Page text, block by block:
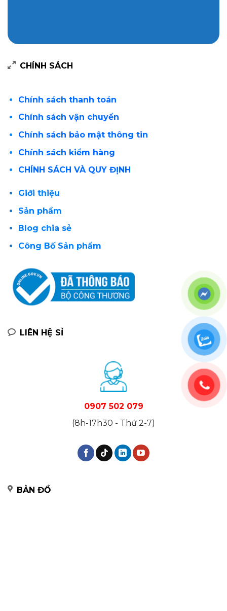
CHÍNH SÁCH
Chính sách thanh toán
Chính sách vận chuyển
Chính sách bảo mật thông tin
Chính sách kiểm hàng
CHÍNH SÁCH VÀ QUY ĐỊNH
Giới thiệu
Sản phẩm
Blog chia sẻ
Công Bố Sản phẩm
LIÊN HỆ SỈ
0907 502 079
(8h-17h30 - Thứ 2-7)
BẢN ĐỒ